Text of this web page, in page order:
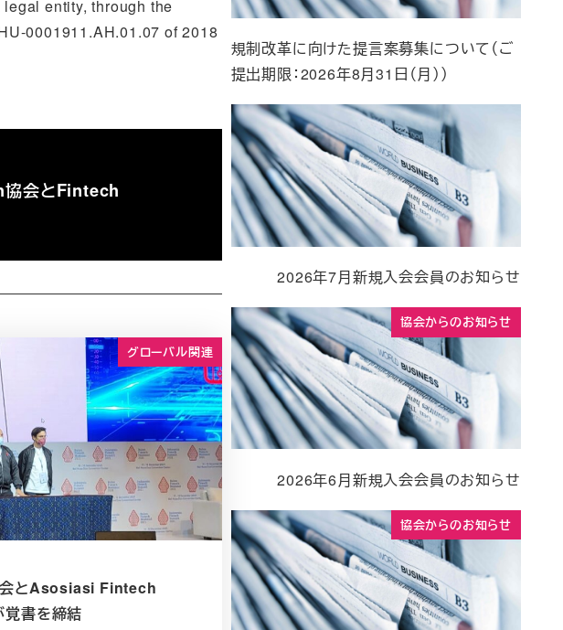
entity, through the
0001911.AH.01.07 of 2018
会とFintech
グローバル関連
とAsosiasi Fintech
書を締結
規制改革に向けた提言案募集について（ご
提出期限：2026年8月31日（月））
2026年7月新規入会会員のお知らせ
協会からのお知らせ
2026年6月新規入会会員のお知らせ
協会からのお知らせ